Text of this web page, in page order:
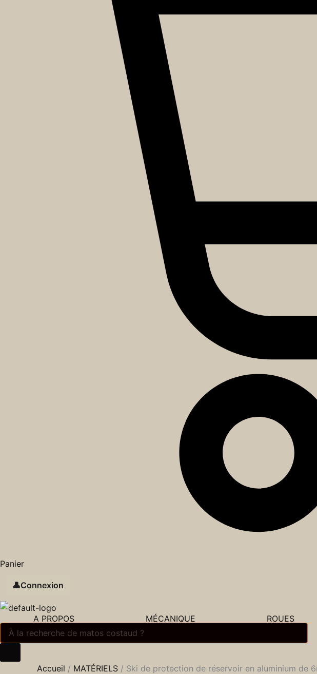
Panier
👤Connexion
A PROPOS MÉCANIQUE ROUES
Accueil / MATÉRIELS / Ski de protection de réservoir en aluminium de